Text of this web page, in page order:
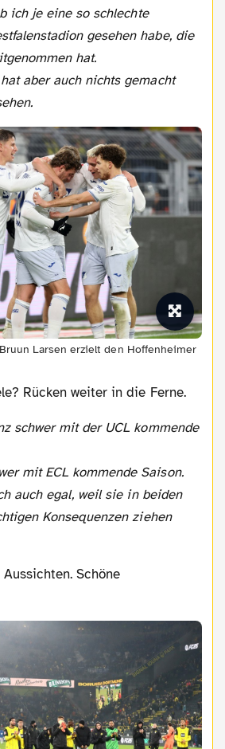
ich je eine so schlechte
gesehen habe, die
hat.
aber auch nichts gemacht
Larsen erzielt den Hoffenheimer
Rücken weiter in die Ferne.
schwer mit der UCL kommende
mit ECL kommende Saison.
auch egal, weil sie in beiden
Konsequenzen ziehen